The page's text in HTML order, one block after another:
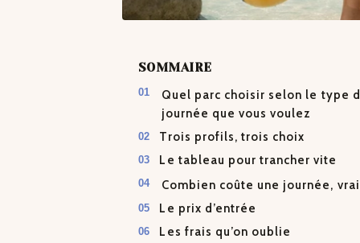
SOMMAIRE
Quel parc choisir selon le type
journée que vous voulez
Trois profils, trois choix
Le tableau pour trancher vite
Combien coûte une journée,
Le prix d’entrée
Les frais qu’on oublie